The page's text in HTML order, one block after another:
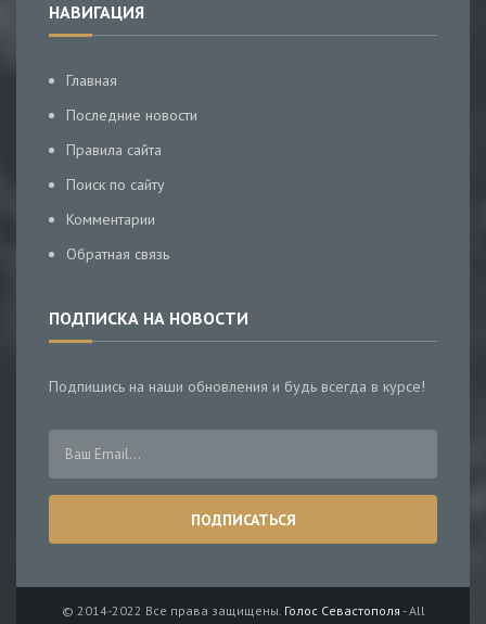
НАВИГАЦИЯ
Главная
Последние новости
Правила сайта
Поиск по сайту
Комментарии
Обратная связь
ПОДПИСКА НА НОВОСТИ
Подпишись на наши обновления и будь всегда в курсе!
© 2014-2022 Все права защищены. Голос Севастополя - All